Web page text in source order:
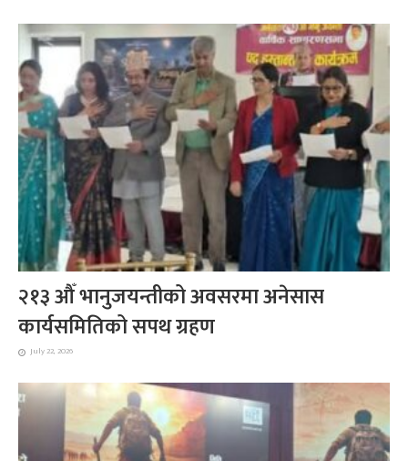
२१३ औँ भानुजयन्तीको अवसरमा अनेसास
कार्यसमितिको सपथ ग्रहण
July 22, 2026